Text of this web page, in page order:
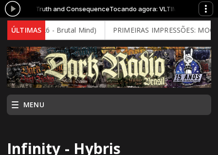
- Truth and ConsequenceTocando agora: VLTIMAS - Truth
ÚLTIMAS
Decay (2026 - Brutal Mind) PRIMEIRAS IMPRESSÕES:
MENU
Infinity - Hybris